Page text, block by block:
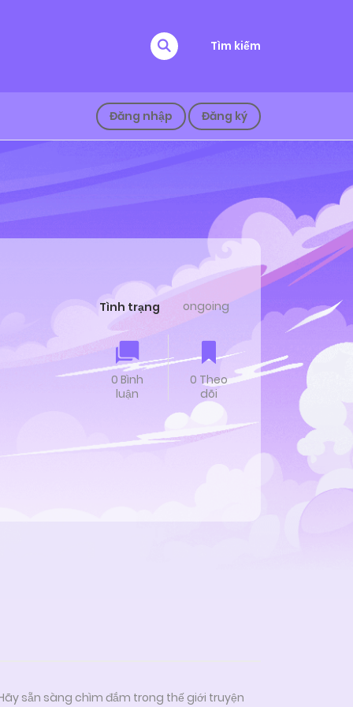
Tìm kiếm
Đăng nhập Đăng ký
Tình trạng ongoing
0 Bình
luận
0 Theo
dõi
sẵn sàng chìm đắm trong thế giới truyện